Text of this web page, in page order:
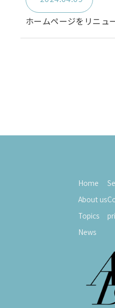
ホームページをリニュ
Home
About us
Topics
News